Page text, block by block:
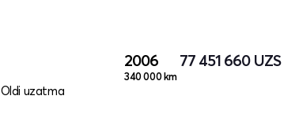
Oldi uzatma
2006
340 000 km
77 451 660 UZS